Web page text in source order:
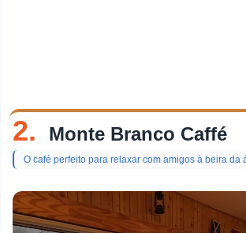
2. Monte Branco Caffé
O café perfeito para relaxar com amigos à beira da